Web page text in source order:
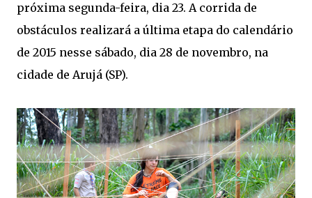
próxima segunda-feira, dia 23. A corrida de
obstáculos realizará a última etapa do calendário
de 2015 nesse sábado, dia 28 de novembro, na
cidade de Arujá (SP).